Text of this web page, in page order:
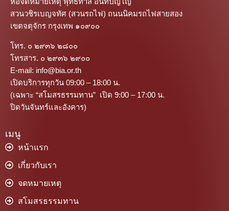
สวนวชิรเบญจทัศ (สวนรถไฟ) ถนนนิคมรถไฟสายสอง
เขตจตุจักร กรุงเทพ ๑๐๙๐๐
โทร. ๐ ๒๙๓๖ ๒๘๐๐
โทรสาร. ๐ ๒๙๓๖ ๒๙๐๐
E-mail: info@bia.or.th
เปิดบริการทุกวัน 09:00 – 18:00 น.
(เฉพาะ “สโมสรธรรมทาน” เปิด 9:00 – 17:00 น.
ปิดวันจันทร์และอังคาร)
เมนู
หน้าแรก
เกี่ยวกับเรา
จดหมายเหตุ
สโมสรธรรมทาน